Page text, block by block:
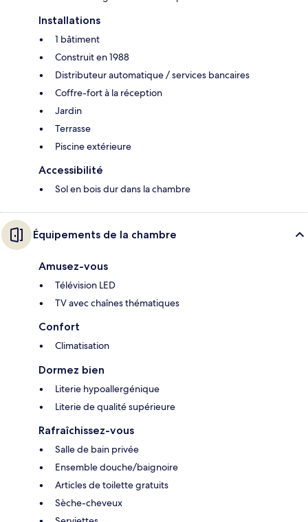
Installations
1 bâtiment
Construit en 1988
Distributeur automatique / services bancaires
Coffre-fort à la réception
Jardin
Terrasse
Piscine extérieure
Accessibilité
Sol en bois dur dans la chambre
Équipements de la chambre
Amusez-vous
Télévision LED
TV avec chaînes thématiques
Confort
Climatisation
Dormez bien
Literie hypoallergénique
Literie de qualité supérieure
Rafraîchissez-vous
Salle de bain privée
Ensemble douche/baignoire
Articles de toilette gratuits
Sèche-cheveux